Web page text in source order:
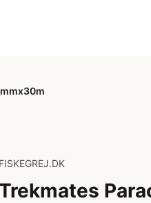
FISKEGREJ.DK
Trekmates